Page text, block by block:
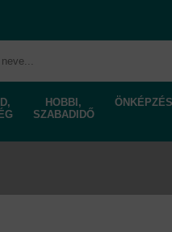
HOBBI,
SZABADIDŐ
ÖNKÉPZÉS